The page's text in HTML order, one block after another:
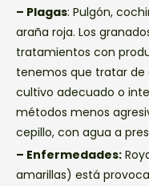
– Plagas: Pulgón,
araña roja. Los
tratamientos con
tenemos que tratar de
cultivo adecuado o
métodos menos
cepillo, con agua a
– Enfermedades:
amarillas) está